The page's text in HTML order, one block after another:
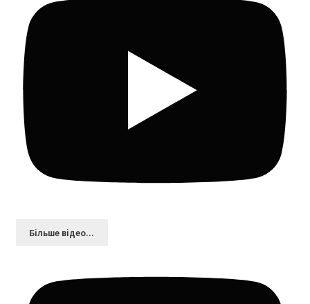
Більшe відео...